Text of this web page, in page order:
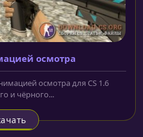
осмотра
осмотра для CS 1.6
и чёрного...